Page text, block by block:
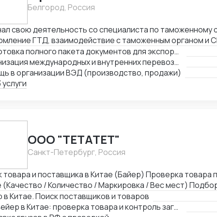
Белгород, Россия
свою деятельность со специалиста по
ГТД, взаимодействие с таможенным органом и
ВТТ до выпуска товара), после работал
цикл таможенного оформления, оптовые продажи
с логистическими компаниями, общался с
схемы доставки (очень сложные включая мед
Подготовка полного пакета документов для экспортно-импортных поставок
Организация международных и внутренних перевозок всеми видами транспорта
в организации ВЭД (производство, продажи)
ООО "ТЕТАТЕТ"
Санкт-Петербург, Россия
и поставщика в Китае (Байер) Проверка товара при отгрузке в
(Качество / Количество / Маркировка / Вес мест)
доставки. Маршрут / Перевозчики / Таможня
импорт / Документы / ЧЗ
в Китае. Поиск поставщиков и товаров
Сюрвейер в Китае: проверка товара и контроль загрузки